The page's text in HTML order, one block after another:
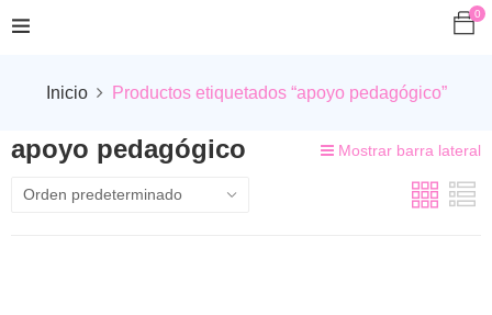
0
Inicio Productos etiquetados “apoyo pedagógico”
apoyo pedagógico Mostrar barra lateral